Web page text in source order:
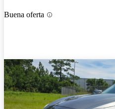
Buena oferta